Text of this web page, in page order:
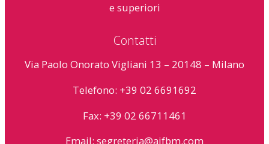
e superiori
Contatti
Via Paolo Onorato Vigliani 13 – 20148 – Milano
Telefono: +39 02 6691692
Fax: +39 02 66711461
Email: segreteria@aifbm.com